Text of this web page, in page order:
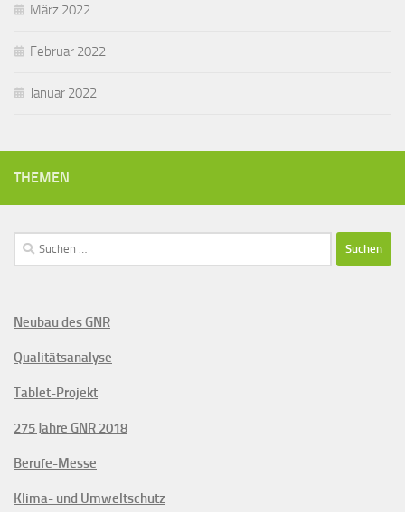
März 2022
Februar 2022
Januar 2022
THEMEN
Suchen
nach:
Neubau des GNR
Qualitätsanalyse
Tablet-Projekt
275 Jahre GNR 2018
Berufe-Messe
Klima- und Umweltschutz